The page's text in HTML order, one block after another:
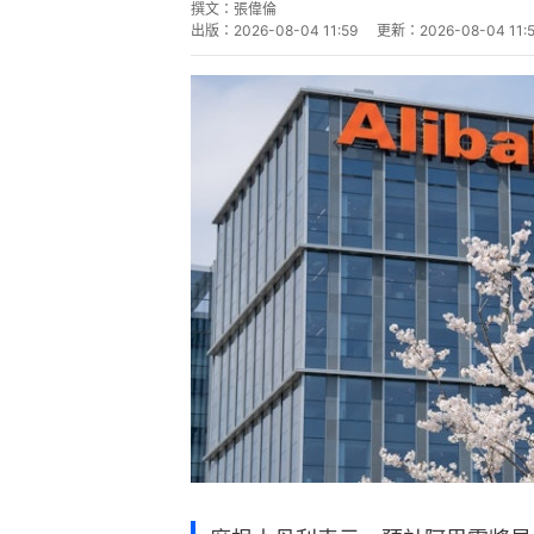
撰文： 張偉倫
出版： 2026-08-04 11:59 更新： 2026-08-04